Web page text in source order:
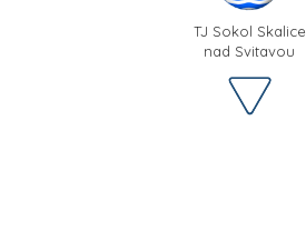
TJ Sokol Skalice
nad Svitavou